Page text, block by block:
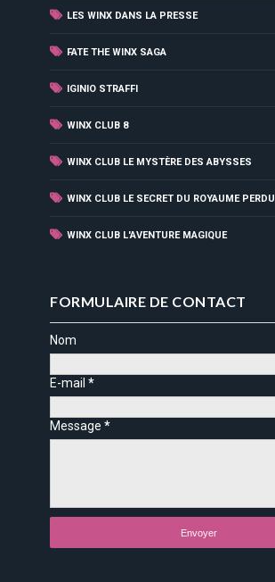
LES WINX DANS LA PRESSE
FATE THE WINX SAGA
IGINIO STRAFFI
WINX CLUB 8
WINX CLUB LE MYSTÈRE DES ABYSSES
WINX CLUB LE SECRET DU ROYAUME PERDU
WINX CLUB L'AVENTURE MAGIQUE
FORMULAIRE DE CONTACT
Nom
E-mail*
Message*